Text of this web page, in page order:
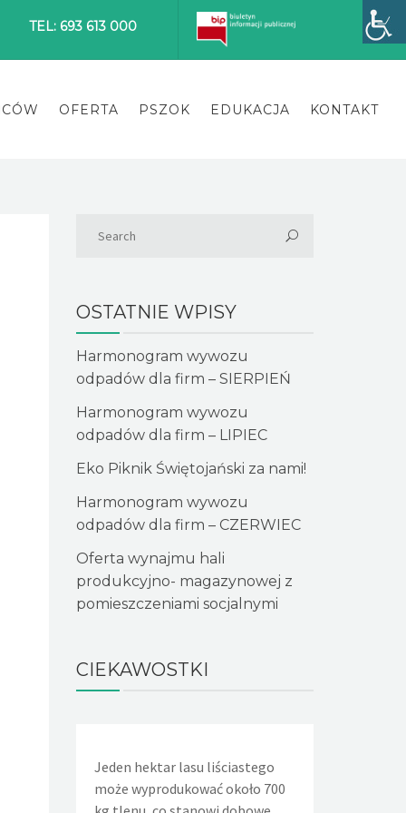
TEL: 693 613 000
OFERTA PSZOK EDUKACJA KONTAKT
OSTATNIE WPISY
Harmonogram wywozu
odpadów dla firm – SIERPIEŃ
Harmonogram wywozu
odpadów dla firm – LIPIEC
Eko Piknik Świętojański za nami!
Harmonogram wywozu
odpadów dla firm – CZERWIEC
Oferta wynajmu hali
produkcyjno- magazynowej z
pomieszczeniami socjalnymi
CIEKAWOSTKI
Jeden hektar lasu liściastego
może wyprodukować około 700
Jeden nieszczelny, lekko kapiący
kran powoduje, że w ciągu doby